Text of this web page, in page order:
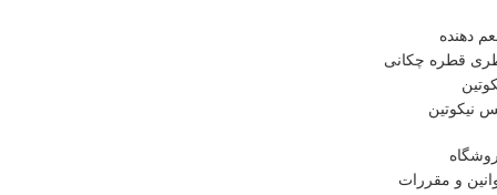
دهنده
قطره چکانی
نیکوتین
و مقررات